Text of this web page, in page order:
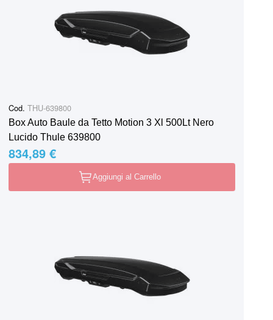
Cod. THU-639800
Box Auto Baule da Tetto Motion 3 Xl 500Lt Nero
Lucido Thule 639800
834,89 €
Aggiungi al Carrello